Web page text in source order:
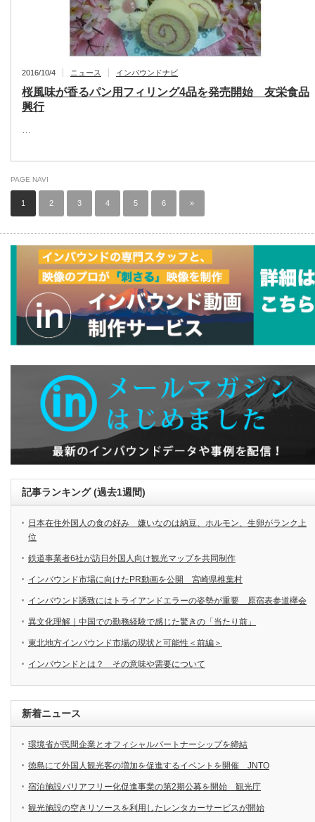
2016/10/4 ニュース インバウンドナビ
桜風味が香るパン用フィリング4品を発売開始 友栄食品
興行
PAGE NAVI
1 2 3 4 5 6 »
記事ランキング (過去1週間)
日本在住外国人の食の好み 嫌いなのは納豆、ホルモン、生卵がランク上
位
鉄道事業者6社が訪日外国人向け観光マップを共同制作
インバウンド市場に向けたPR動画を公開 宮崎県椎葉村
インバウンド誘致にはトライアンドエラーの姿勢が重要 原宿表参道欅会
異文化理解｜中国での勤務経験で感じた驚きの「当たり前」
東北地方インバウンド市場の現状と可能性＜前編＞
インバウンドとは？ その意味や需要について
新着ニュース
環境省が民間企業とオフィシャルパートナーシップを締結
徳島にて外国人観光客の増加を促進するイベントを開催 JNTO
宿泊施設バリアフリー化促進事業の第2期公募を開始 観光庁
観光施設の空きリソースを利用したレンタカーサービスが開始